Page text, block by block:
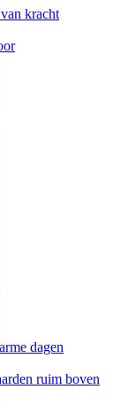
kracht
dagen
ruim boven